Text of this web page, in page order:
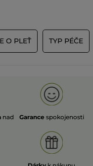
O PLEŤ TYP PÉČE
nad
Garance spokojenosti